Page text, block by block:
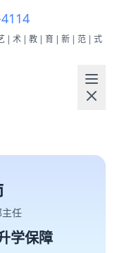
|术|教|育|新|范|式
任
学保障